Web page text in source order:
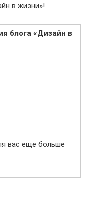
в жизни»!
блога «Дизайн в
вас еще больше